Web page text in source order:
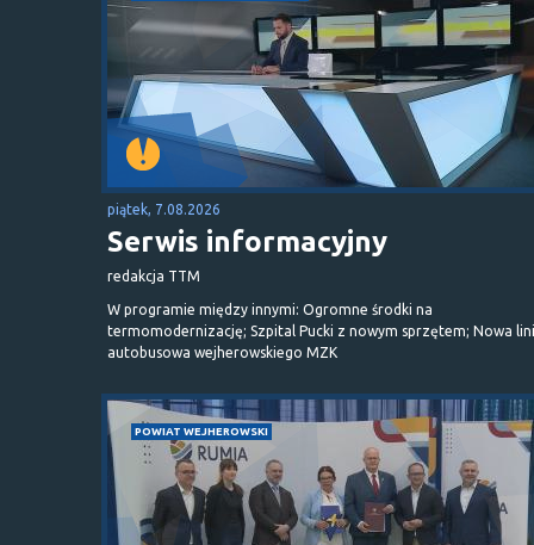
piątek, 7.08.2026
Serwis informacyjny
redakcja TTM
W programie między innymi: Ogromne środki na
termomodernizację; Szpital Pucki z nowym sprzętem; Nowa
autobusowa wejherowskiego MZK
POWIAT WEJHEROWSKI